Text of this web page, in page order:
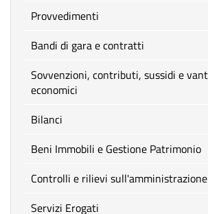
Provvedimenti
Bandi di gara e contratti
Sovvenzioni, contributi, sussidi e vantaggi
economici
Bilanci
Beni Immobili e Gestione Patrimonio
Controlli e rilievi sull'amministrazione
Servizi Erogati